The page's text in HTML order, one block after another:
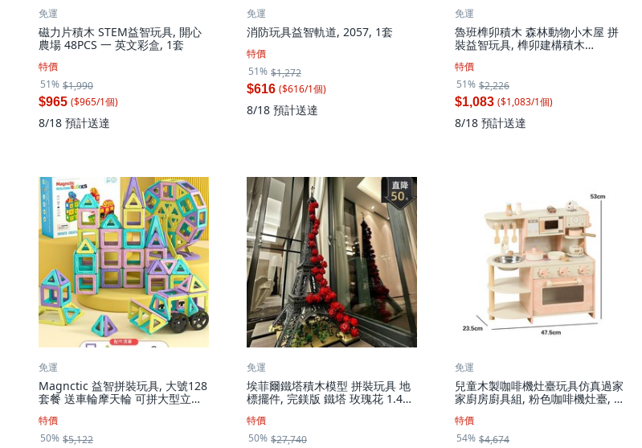
免運
磁力片積木 STEM益智玩具, 開心
農場 48PCS 一 英文彩盒, 1套
特價
51% $1,990
$965 ($965/1個)
8/18 預計送達
免運
消防玩具益智軌道, 2057, 1套
特價
51% $1,272
$616 ($616/1個)
8/18 預計送達
免運
魯班榫卯積木 森林動物小木屋 拼
裝益智玩具, 榫卯建構積木
特價
51% $2,226
$1,083 ($1,083/1個)
8/18 預計送達
免運
Magnctic 益智拼裝玩具, 大號128
套餐 送車輪摩天輪 可拼大型立體
特價
50% $5,122
免運
埃菲爾鐵塔積木模型 拼裝玩具 地
標擺件, 完鎂版 鐵塔 玫瑰花 1.49
特價
50% $27,740
免運
兒童木製咖啡機灶臺玩具仿真過家
家廚房廚具組, 粉色咖啡機灶臺, 1
特價
54% $4,674